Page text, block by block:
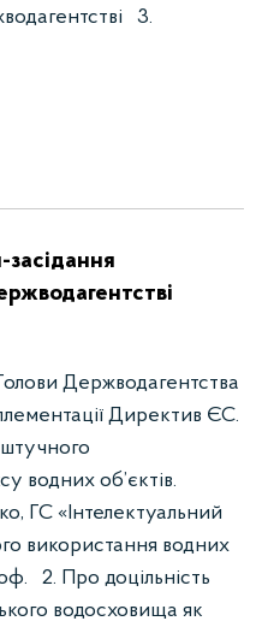
3.
Держводагентства
Директив ЄС.
водних об’єктів.
ГС «Інтелектуальний
використання водних
2. Про доцільність
водосховища як